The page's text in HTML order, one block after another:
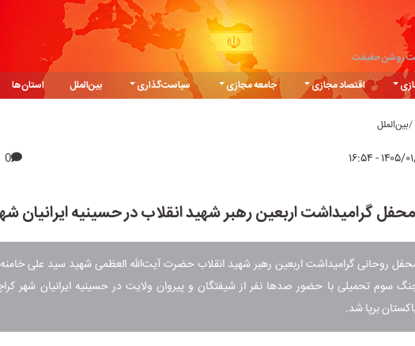
روشن حقیقت
اقتصاد مجازی جامعه مجازی سیاست‌گذاری بین‌الملل استان‌ها
بین‌الملل
۲۴ - ۱۶:۵۴ 0
محفل گرامیداشت اربعین رهبر شهید انقلاب در حسینیه ایرانیان
روحانی گرامیداشت اربعین رهبر شهید انقلاب حضرت آیت‌الله العظمی شهید سید علی
سوم تحمیلی با حضور صدها نفر از شیفتگان و پیروان ولایت در حسینیه ایرانیان شهر
برپا شد.